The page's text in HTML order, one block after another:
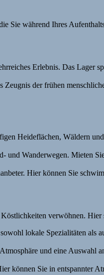
Sie während Ihres
Erlebnis. Das Lager
der frühen
Heideflächen, Wäldern
Wanderwegen. Mieten
Hier können Sie
verwöhnen.
lokale Spezialitäten als
und eine Auswahl
können Sie in entspannter